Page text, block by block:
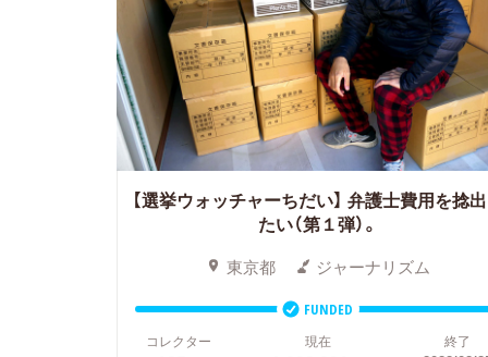
【選挙ウォッチャーちだい】 弁護士費用を捻
たい（第１弾）。
東京都 ジャーナリズム
FUNDED
コレクター
現在 終了